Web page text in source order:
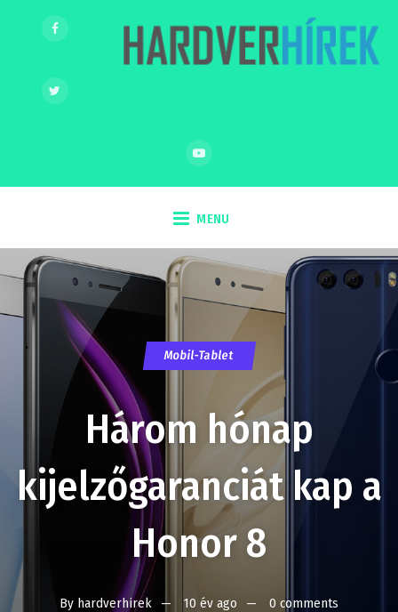
MENU
Mobil-Tablet
Három hónap
kijelzőgaranciát kap a
Honor 8
By hardverhirek 10 év ago 0 comments